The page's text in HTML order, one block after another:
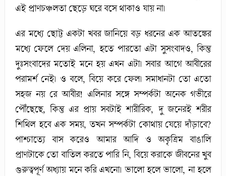
এই প্রাণচঞ্চলতা ছেড়ে ঘরে বসে থাকাও যায় না।
এর মধ্যে ছোট্ট একটা খবর জানিয়ে বড় ধরনের এক আতঙ্কের
মধ্যে ফেলে দেয় এলিনা, হতে পারতো এটা সুসংবাদও, কিন্তু
দুঃসংবাদের মতোই মনে হয় এখন এটা। সবার আগে আবীরের
পরামর্শ নেই। ও বলে, বিয়ে করে ফেল। সমাধানটা তো এতো
সহজ নয় রে আবীর! এলিনার সঙ্গে সম্পর্কটা অনেক গভীরে
পৌঁছেছে, কিন্তু এর প্রায় সবটাই শারীরিক, দু জনেরই শরীর
শিথিল হবে এক সময়, তখন সম্পর্কটা কোথায় যেয়ে দাঁড়াবে?
পাশ্চাত্যে বাস করেও আমার আদি ও অকৃত্রিম বাঙালি
প্রাণটাকে তো বাতিল করতে পারি নি, বিয়ে করাকে জীবনের খুব
গুরুত্বপূর্ণ অধ্যায় মনে করি এখনো। ভালো হলে ভালো, না হলে